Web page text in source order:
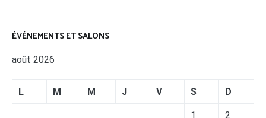
ÉVÉNEMENTS ET SALONS
août 2026
L M M J V S D
1 2